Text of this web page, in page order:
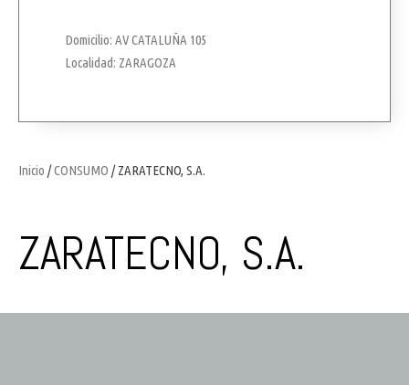
Inicio /CONSUMO / ZARATECNO, S.A.
ZARATECNO, S.A.
Domicilio: AV CATALUÑA 105
Localidad: ZARAGOZA